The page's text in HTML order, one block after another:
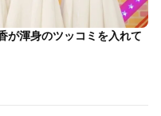
が渾身のツッコミを入れて